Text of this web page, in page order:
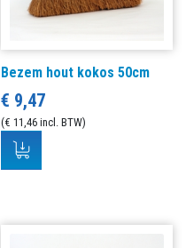
Bezem hout kokos 50cm
€ 9,47
(€ 11,46 incl. BTW)